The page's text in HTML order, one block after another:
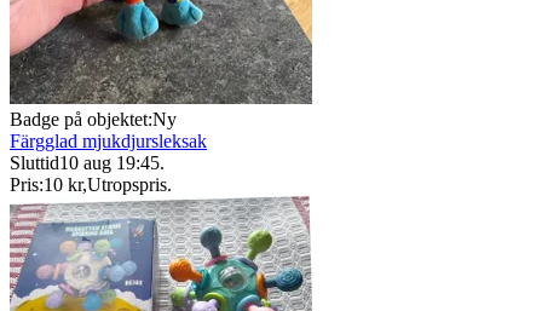
Badge på objektet:Ny
Färgglad mjukdjursleksak
Sluttid10 aug 19:45.
Pris:10 kr,Utropspris.